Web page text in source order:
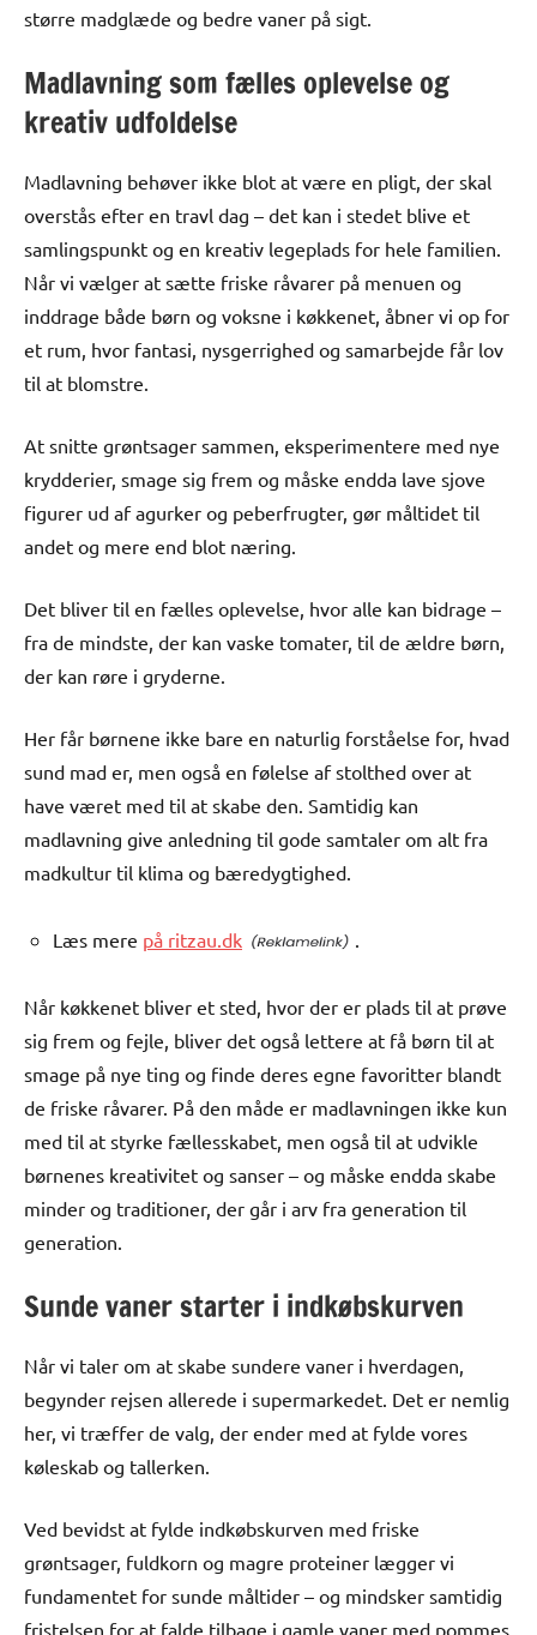
større madglæde og bedre vaner på sigt.
Madlavning som fælles oplevelse og
kreativ udfoldelse
Madlavning behøver ikke blot at være en pligt, der skal
overstås efter en travl dag – det kan i stedet blive et
samlingspunkt og en kreativ legeplads for hele familien.
Når vi vælger at sætte friske råvarer på menuen og
inddrage både børn og voksne i køkkenet, åbner vi op for
et rum, hvor fantasi, nysgerrighed og samarbejde får lov
til at blomstre.
At snitte grøntsager sammen, eksperimentere med nye
krydderier, smage sig frem og måske endda lave sjove
figurer ud af agurker og peberfrugter, gør måltidet til
andet og mere end blot næring.
Det bliver til en fælles oplevelse, hvor alle kan bidrage –
fra de mindste, der kan vaske tomater, til de ældre børn,
der kan røre i gryderne.
Her får børnene ikke bare en naturlig forståelse for, hvad
sund mad er, men også en følelse af stolthed over at
have været med til at skabe den. Samtidig kan
madlavning give anledning til gode samtaler om alt fra
madkultur til klima og bæredygtighed.
Læs mere på ritzau.dk
Når køkkenet bliver et sted, hvor der er plads til at prøve
sig frem og fejle, bliver det også lettere at få børn til at
smage på nye ting og finde deres egne favoritter blandt
de friske råvarer. På den måde er madlavningen ikke kun
med til at styrke fællesskabet, men også til at udvikle
børnenes kreativitet og sanser – og måske endda skabe
minder og traditioner, der går i arv fra generation til
generation.
Sunde vaner starter i indkøbskurven
Når vi taler om at skabe sundere vaner i hverdagen,
begynder rejsen allerede i supermarkedet. Det er nemlig
her, vi træffer de valg, der ender med at fylde vores
køleskab og tallerken.
Ved bevidst at fylde indkøbskurven med friske
grøntsager, fuldkorn og magre proteiner lægger vi
fundamentet for sunde måltider – og mindsker samtidig
fristelsen for at falde tilbage i gamle vaner med pommes